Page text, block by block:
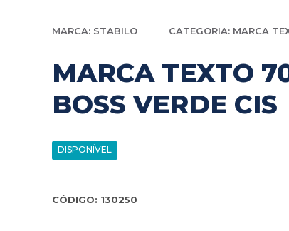
MARCA: STABILO CATEGORIA: MARCA
MARCA TEXTO
BOSS VERDE CIS
DISPONÍVEL
CÓDIGO: 130250